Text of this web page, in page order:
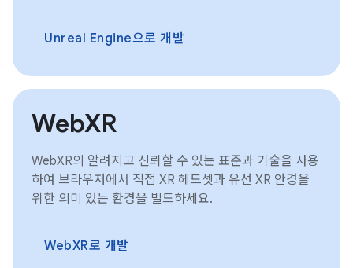
Unreal Engine으로 개발
WebXR
WebXR의 알려지고 신뢰할 수 있는 표준과 기술을 사용
하여 브라우저에서 직접 XR 헤드셋과 유선 XR 안경을
위한 의미 있는 환경을 빌드하세요.
WebXR로 개발